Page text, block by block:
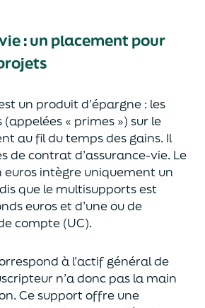
: un placement pour
un produit d’épargne : les
(appelées « primes ») sur le
au fil du temps des gains. Il
de contrat d’assurance-vie. Le
euros intègre uniquement un
que le multisupports est
euros et d’une ou de
compte (UC).
à l’actif général de
n’a donc pas la main
Ce support offre une